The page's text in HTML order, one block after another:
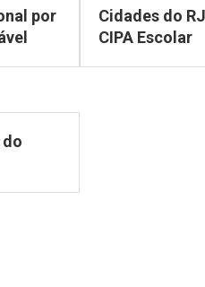
por
Cidades do
CIPA Escolar
do